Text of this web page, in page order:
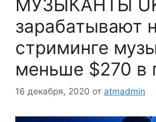
МУЗЫКАНТЫ
зарабатывают
стриминге
меньше $270 в
16 декабря, 2020 от atmadmin